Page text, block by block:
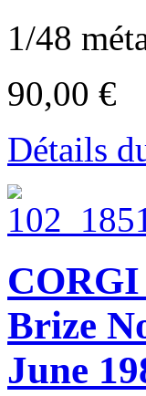
1/48
90,00 €
Détails
Brize
June